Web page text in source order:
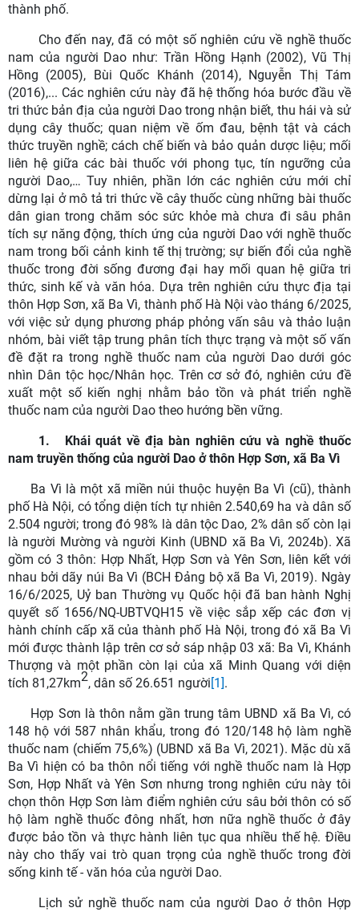
thành phố.
Cho đến nay, đã có một số nghiên cứu về nghề thuốc
nam của người Dao như: Trần Hồng Hạnh (2002), Vũ Thị
Hồng (2005), Bùi Quốc Khánh (2014), Nguyễn Thị Tám
(2016),... Các nghiên cứu này đã hệ thống hóa bước đầu về
tri thức bản địa của người Dao trong nhận biết, thu hái và sử
dụng cây thuốc; quan niệm về ốm đau, bệnh tật và cách
thức truyền nghề; cách chế biến và bảo quản dược liệu; mối
liên hệ giữa các bài thuốc với phong tục, tín ngưỡng của
người Dao,… Tuy nhiên, phần lớn các nghiên cứu mới chỉ
dừng lại ở mô tả tri thức về cây thuốc cùng những bài thuốc
dân gian trong chăm sóc sức khỏe mà chưa đi sâu phân
tích sự năng động, thích ứng của người Dao với nghề thuốc
nam trong bối cảnh kinh tế thị trường; sự biến đổi của nghề
thuốc trong đời sống đương đại hay mối quan hệ giữa tri
thức, sinh kế và văn hóa. Dựa trên nghiên cứu thực địa tại
thôn Hợp Sơn, xã Ba Vì, thành phố Hà Nội vào tháng 6/2025,
với việc sử dụng phương pháp phỏng vấn sâu và thảo luận
nhóm, bài viết tập trung phân tích thực trạng và một số vấn
đề đặt ra trong nghề thuốc nam của người Dao dưới góc
nhìn Dân tộc học/Nhân học. Trên cơ sở đó, nghiên cứu đề
xuất một số kiến nghị nhằm bảo tồn và phát triển nghề
thuốc nam của người Dao theo hướng bền vững.
1.
Khái quát về địa bàn nghiên cứu và nghề thuốc
nam truyền thống của người Dao ở thôn Hợp Sơn, xã Ba Vì
Ba Vì là một xã miền núi thuộc huyện Ba Vì (cũ), thành
phố Hà Nội, có tổng diện tích tự nhiên 2.540,69 ha và dân số
2.504 người; trong đó 98% là dân tộc Dao, 2% dân số còn lại
là người Mường và người Kinh (UBND xã Ba Vì, 2024b). Xã
gồm có 3 thôn: Hợp Nhất, Hợp Sơn và Yên Sơn, liên kết với
nhau bởi dãy núi Ba Vì (BCH Đảng bộ xã Ba Vì, 2019). Ngày
16/6/2025, Uỷ ban Thường vụ Quốc hội đã ban hành Nghị
quyết số 1656/NQ-UBTVQH15 về việc sắp xếp các đơn vị
hành chính cấp xã của thành phố Hà Nội, trong đó xã Ba Vì
mới được thành lập trên cơ sở sáp nhập 03 xã: Ba Vì, Khánh
Thượng và một phần còn lại của xã Minh Quang với diện
tích 81,27km2, dân số 26.651 người[1].
Hợp Sơn là thôn nằm gần trung tâm UBND xã Ba Vì, có
148 hộ với 587 nhân khẩu, trong đó 120/148 hộ làm nghề
thuốc nam (chiếm 75,6%) (UBND xã Ba Vì, 2021). Mặc dù xã
Ba Vì hiện có ba thôn nổi tiếng với nghề thuốc nam là Hợp
Sơn, Hợp Nhất và Yên Sơn nhưng trong nghiên cứu này tôi
chọn thôn Hợp Sơn làm điểm nghiên cứu sâu bởi thôn có số
hộ làm nghề thuốc đông nhất, hơn nữa nghề thuốc ở đây
được bảo tồn và thực hành liên tục qua nhiều thế hệ. Điều
này cho thấy vai trò quan trọng của nghề thuốc trong đời
sống kinh tế - văn hóa của người Dao.
Lịch sử nghề thuốc nam của người Dao ở thôn Hợp